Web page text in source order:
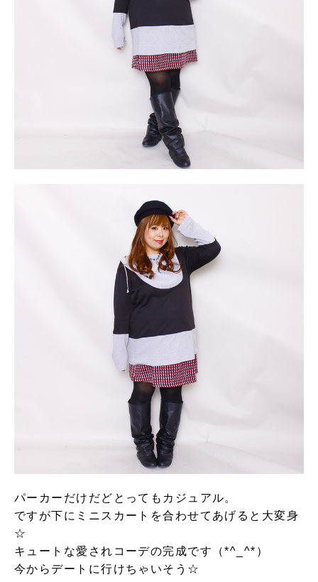
パーカーだけだどとってもカジュアル。
ですが下にミニスカートを合わせてあげると大変身
☆
キュートな愛されコーデの完成です（*^_^*）
今からデートに行けちゃいそう☆